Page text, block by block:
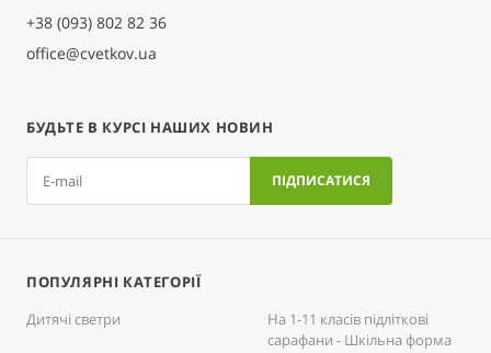
+38 (093) 802 82 36
office@cvetkov.ua
БУДЬТЕ В КУРСІ НАШИХ НОВИН
ПОПУЛЯРНІ КАТЕГОРІЇ
Дитячі светри
На 1-11 класів підліткові
сарафани - Шкільна форма